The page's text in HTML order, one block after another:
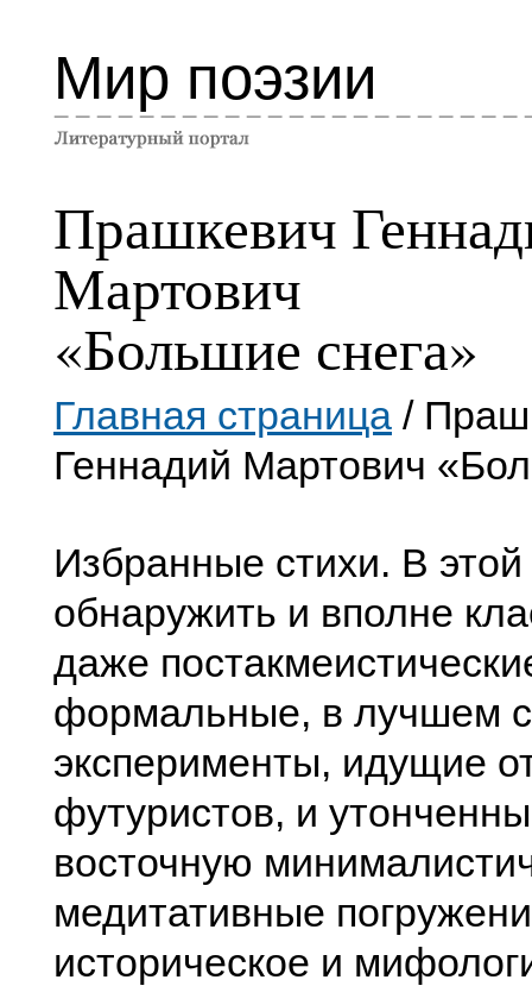
Мир поэзии
Прашкевич
Мартович
«Большие снега»
Главная страница /
Геннадий Мартович
Избранные стихи. В этой
обнаружить и вполне
даже
формальные, в лучшем
эксперименты, идущие
футуристов, и
восточную
медитативные
историческое и